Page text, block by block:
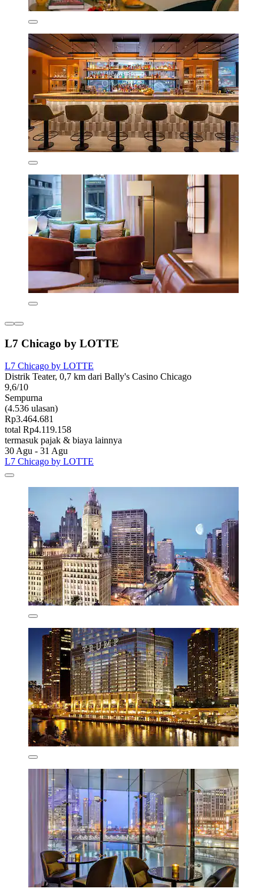
L7 Chicago by LOTTE
L7 Chicago by LOTTE
Distrik Teater, 0,7 km dari Bally's Casino Chicago
9,6/10
Sempurna
(4.536 ulasan)
Rp3.464.681
total Rp4.119.158
termasuk pajak & biaya lainnya
30 Agu - 31 Agu
L7 Chicago by LOTTE